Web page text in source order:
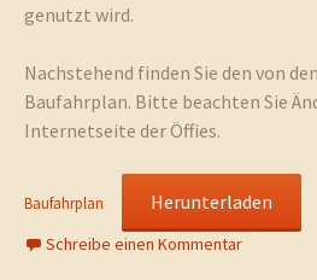
genutzt wird.
Nachstehend finden Sie den von
Baufahrplan. Bitte beachten Sie
Internetseite der Öffies.
Baufahrplan Herunterladen
Schreibe einen Kommentar